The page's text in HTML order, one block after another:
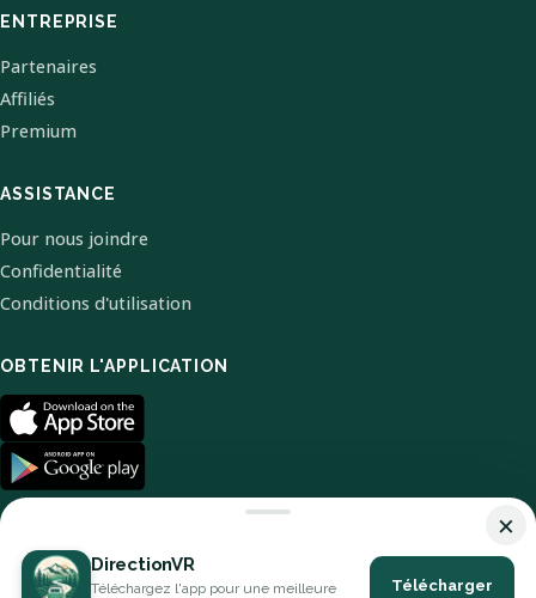
ENTREPRISE
Partenaires
Affiliés
Premium
ASSISTANCE
Pour nous joindre
Confidentialité
Conditions d'utilisation
OBTENIR L'APPLICATION
×
DirectionVR
Téléchargez l'app pour une meilleure Télécharger